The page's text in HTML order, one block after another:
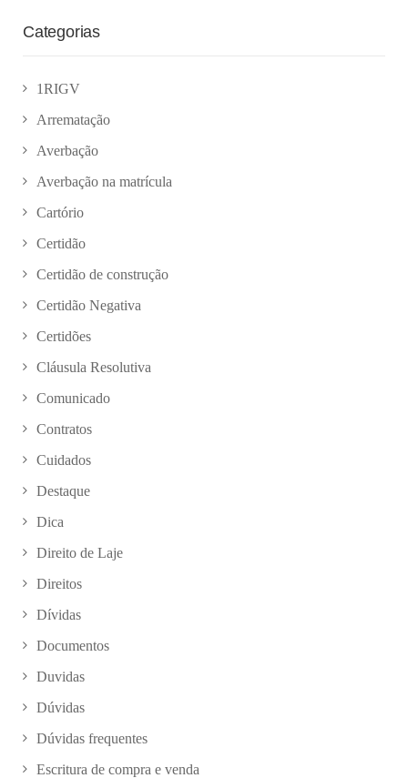
Categorias
1RIGV
Arrematação
Averbação
Averbação na matrícula
Cartório
Certidão
Certidão de construção
Certidão Negativa
Certidões
Cláusula Resolutiva
Comunicado
Contratos
Cuidados
Destaque
Dica
Direito de Laje
Direitos
Dívidas
Documentos
Duvidas
Dúvidas
Dúvidas frequentes
Escritura de compra e venda